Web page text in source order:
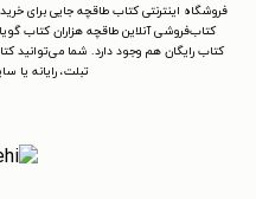
فروشگاه اینترنتی کتاب طاقچه جایی برای
کتاب‌فروشی آنلاین طاقچه هزاران کتاب
کتاب رایگان هم وجود دارد. شما می‌توانید
تبلت، رایانه یا